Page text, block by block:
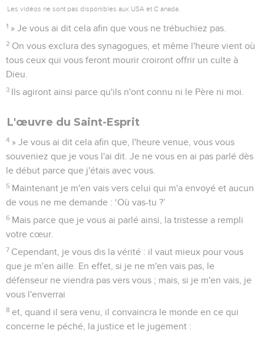
Les vidéos ne sont pas disponibles aux USA et C anada.
1 » Je vous ai dit cela afin que vous ne trébuchiez pas.
2 On vous exclura des synagogues, et même l'heure vient où
tous ceux qui vous feront mourir croiront offrir un culte à
Dieu.
3 Ils agiront ainsi parce qu'ils n'ont connu ni le Père ni moi.
L'œuvre du Saint-Esprit
4 » Je vous ai dit cela afin que, l'heure venue, vous vous
souveniez que je vous l'ai dit. Je ne vous en ai pas parlé dès
le début parce que j'étais avec vous.
5 Maintenant je m'en vais vers celui qui m'a envoyé et aucun
de vous ne me demande : ‘Où vas-tu ?’
6 Mais parce que je vous ai parlé ainsi, la tristesse a rempli
votre cœur.
7 Cependant, je vous dis la vérité : il vaut mieux pour vous
que je m'en aille. En effet, si je ne m'en vais pas, le
défenseur ne viendra pas vers vous ; mais, si je m'en vais, je
vous l'enverrai
8 et, quand il sera venu, il convaincra le monde en ce qui
concerne le péché, la justice et le jugement :